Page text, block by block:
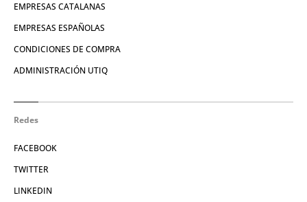
EMPRESAS CATALANAS
EMPRESAS ESPAÑOLAS
CONDICIONES DE COMPRA
ADMINISTRACIÓN UTIQ
Redes
FACEBOOK
TWITTER
LINKEDIN